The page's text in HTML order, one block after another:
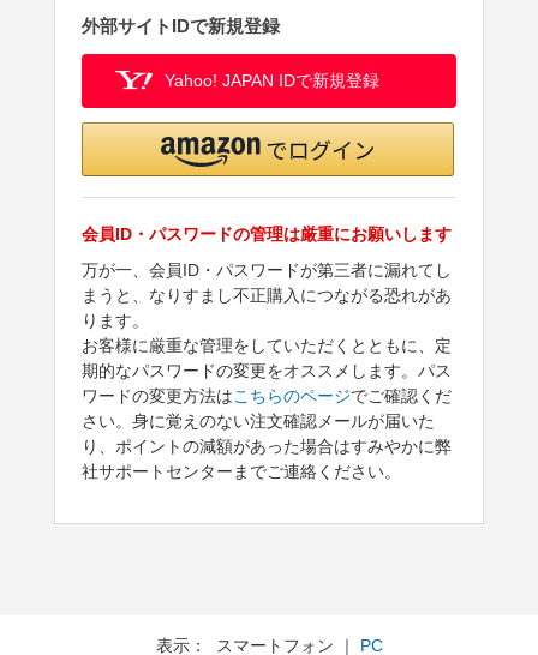
外部サイトIDで新規登録
Yahoo! JAPAN IDで新規登録
会員ID・パスワードの管理は厳重にお願いします
万が一、会員ID・パスワードが第三者に漏れてし
まうと、なりすまし不正購入につながる恐れがあ
ります。
お客様に厳重な管理をしていただくとともに、定
期的なパスワードの変更をオススメします。パス
ワードの変更方法はこちらのページでご確認くだ
さい。身に覚えのない注文確認メールが届いた
り、ポイントの減額があった場合はすみやかに弊
社サポートセンターまでご連絡ください。
表示： スマートフォン ｜ PC